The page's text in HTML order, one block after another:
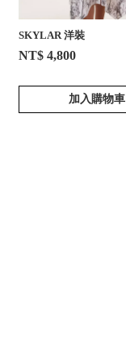
SKYLAR 洋裝
NT$ 4,800
加入購物車